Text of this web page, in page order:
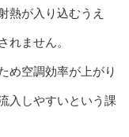
熱が入り込むうえ
れません。
め空調効率が上がり
入しやすいという課